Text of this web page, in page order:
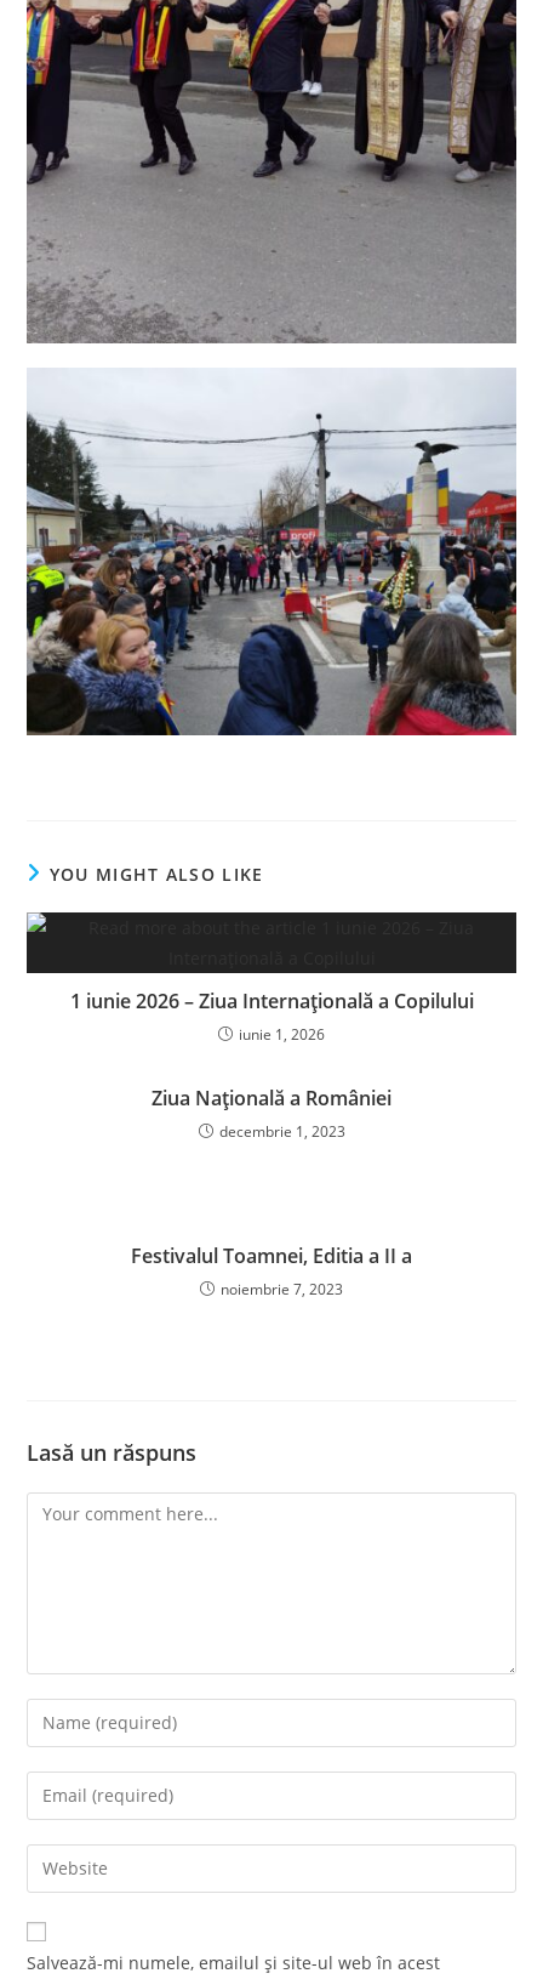
YOU MIGHT ALSO LIKE
1 iunie 2026 – Ziua Internațională a Copilului
iunie 1, 2026
Ziua Națională a României
decembrie 1, 2023
Festivalul Toamnei, Editia a II a
noiembrie 7, 2023
Lasă un răspuns
Comment
Enter
your
name
comment
Enter
your
email
address
comment
Enter
your
website
URL
Salvează-mi numele, emailul și site-ul web în acest